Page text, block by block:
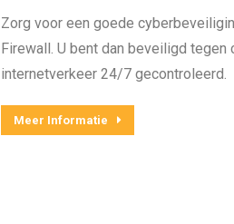
Zorg voor een goede
Firewall. U bent dan beveiligd tegen
internetverkeer 24/7 gecontroleerd.
Meer Informatie